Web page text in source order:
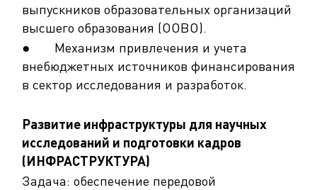
выпускников образовательных организаций
высшего образования (ООВО).
● Механизм привлечения и учета
внебюджетных источников финансирования
в сектор исследования и разработок.
Развитие инфраструктуры для научных
исследований и подготовки кадров
(ИНФРАСТРУКТУРА)
Задача: обеспечение передовой